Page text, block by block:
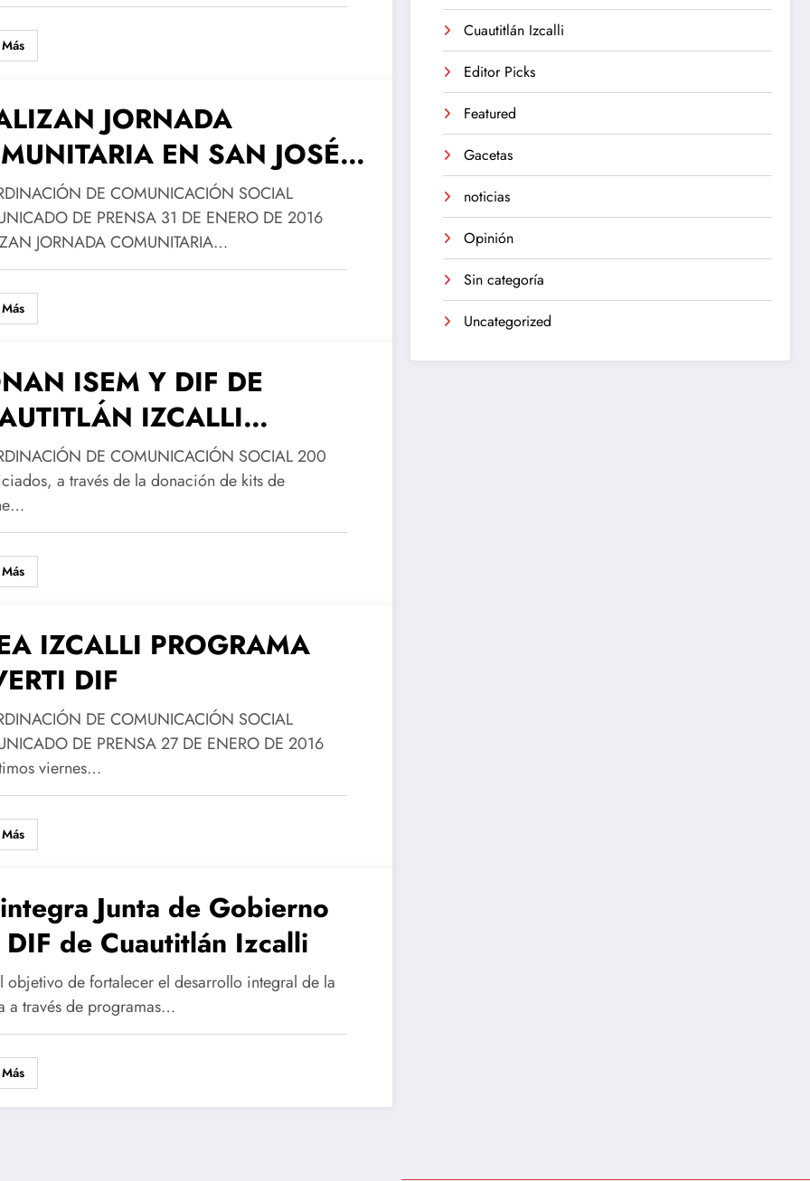
JORNADA
EN SAN JOSÉ
DE COMUNICACIÓN SOCIAL
DE PRENSA 31 DE ENERO DE 2016
JORNADA COMUNITARIA…
ISEM Y DIF DE
IZCALLI
A ADULTOS
DE COMUNICACIÓN SOCIAL 200
a través de la donación de kits de
IZCALLI PROGRAMA
DIF
DE COMUNICACIÓN SOCIAL
DE PRENSA 27 DE ENERO DE 2016
viernes…
Junta de Gobierno
de Cuautitlán Izcalli
objetivo de fortalecer el desarrollo integral de la
a través de programas…
Cuautitlán Izcalli
Editor Picks
Featured
Gacetas
noticias
Opinión
Sin categoría
Uncategorized